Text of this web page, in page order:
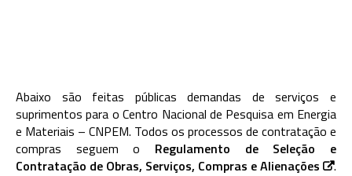
Abaixo são feitas públicas demandas de serviços e
suprimentos para o Centro Nacional de Pesquisa em Energia
e Materiais – CNPEM. Todos os processos de contratação e
compras seguem o Regulamento de Seleção e
Contratação de Obras, Serviços, Compras e Alienações
.